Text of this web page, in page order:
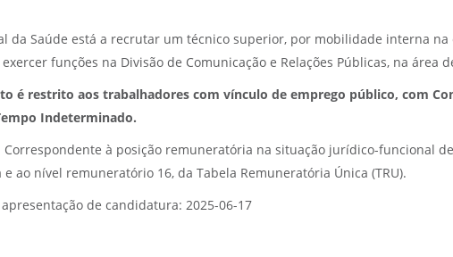
da Saúde está a recrutar um técnico superior, por mobilidade interna
funções na Divisão de Comunicação e Relações Públicas, na área
é restrito aos trabalhadores com vínculo de emprego público, com
Indeterminado.
Correspondente à posição remuneratória na situação jurídico-funcional
ao nível remuneratório 16, da Tabela Remuneratória Única (TRU).
de candidatura: 2025-06-17